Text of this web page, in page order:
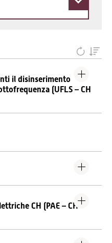
il disinserimento
(UFLS – CH
CH (PAE – CH